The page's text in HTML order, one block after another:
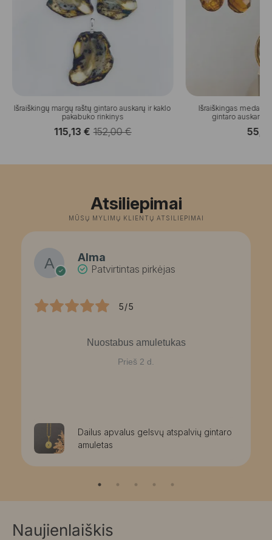
Išraiškingų margų raštų gintaro auskarų ir kaklo
pakabuko rinkinys
152,00€
Original
115,13 € Current
Išraiškingas
gintaro auskarų
Atsiliepimai
MŪSŲ MYLIMŲ KLIENTŲ ATSILIEPIMAI
Alma
Patvirtintas pirkėjas
5/5
Nuostabus amuletukas
Prieš 2 d.
Dailus apvalus gelsvų atspalvių gintaro
amuletas
Naujienlaiškis